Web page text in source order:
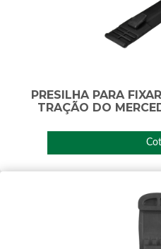
PRESILHA PARA
TRAÇÃO DO